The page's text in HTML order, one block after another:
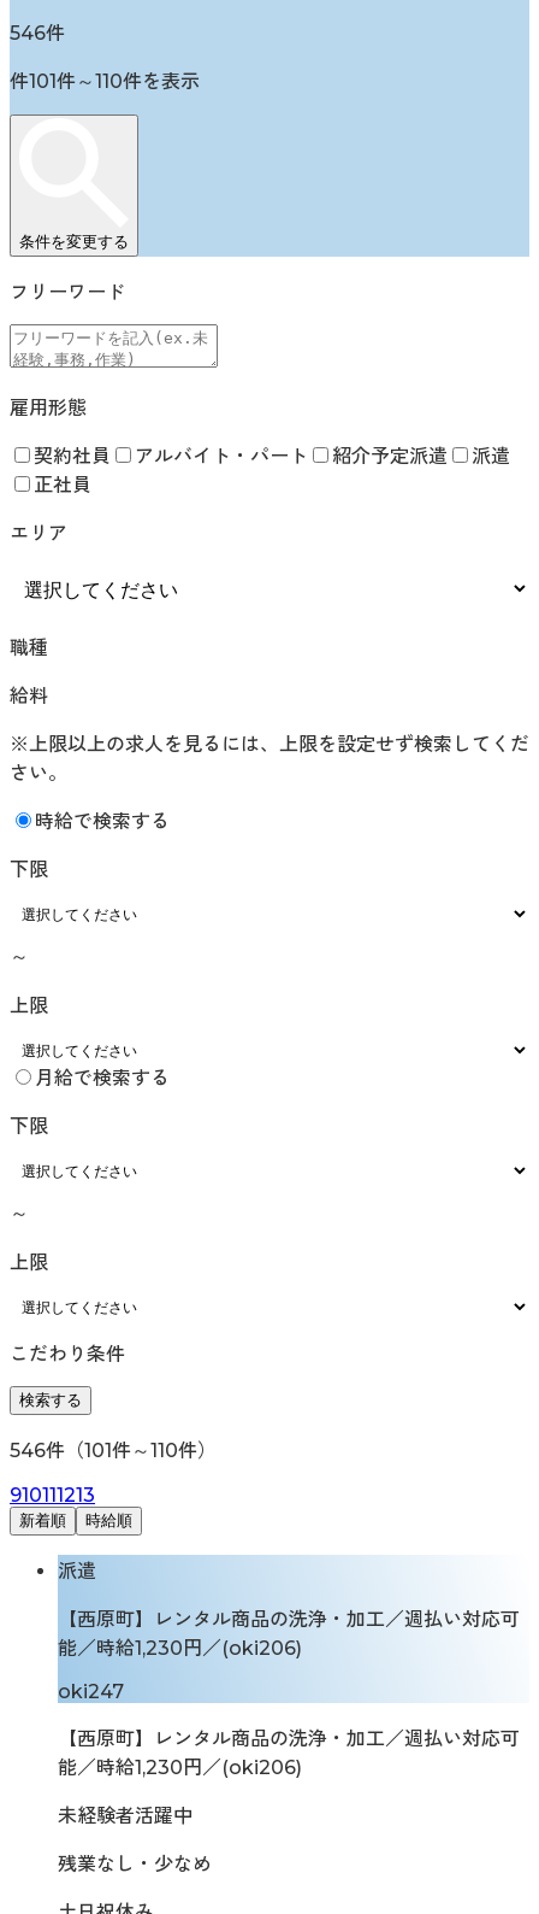
546件
件101件～110件を表示
条件を変更する
フリーワード
雇用形態
契約社員 アルバイト・パート 紹介予定派遣
派遣
正社員
エリア
職種
給料
※上限以上の求人を見るには、上限を設定せず検索してくだ
さい。
時給で検索する
下限
～
上限
月給で検索する
下限
～
上限
こだわり条件
検索する
546件（101件～110件）
910111213
新着順 時給順
派遣
【西原町】レンタル商品の洗浄・加工／週払い対応可
能／時給1,230円／(oki206)
oki247
【西原町】レンタル商品の洗浄・加工／週払い対応可
能／時給1,230円／(oki206)
未経験者活躍中
残業なし・少なめ